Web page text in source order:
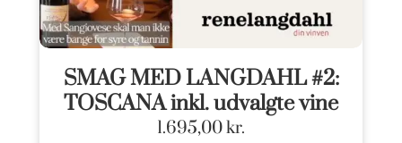
SMAG MED LANGDAHL #2:
TOSCANA inkl. udvalgte vine
1.695,00kr.